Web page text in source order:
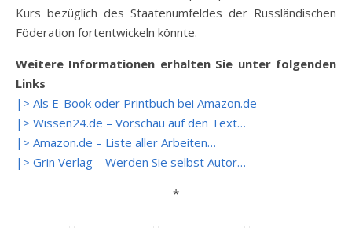
Kurs bezüglich des Staatenumfeldes der Russländischen
Föderation fortentwickeln könnte.
Weitere Informationen erhalten Sie unter folgenden
Links
|> Als E-Book oder Printbuch bei Amazon.de
|> Wissen24.de – Vorschau auf den Text…
|> Amazon.de – Liste aller Arbeiten…
|> Grin Verlag – Werden Sie selbst Autor…
*